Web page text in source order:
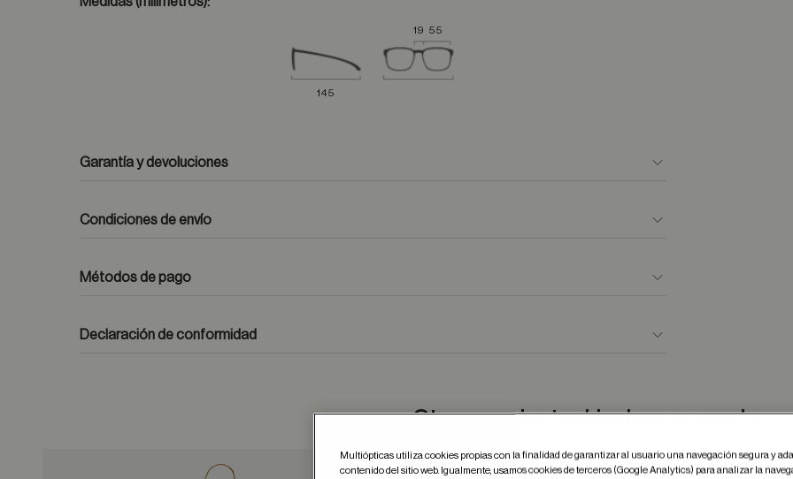
19 55
145
Garantía y devoluciones
formulario de contacto
Condiciones de envío
Métodos de pago
Declaración de conformidad
Otros usuarios tambien han comprado
Multiópticas utiliza cookies propias con la finalidad de garantizar al usuario una navegación segura y
contenido del sitio web. Igualmente, usamos cookies de terceros (Google Analytics) para analizar la